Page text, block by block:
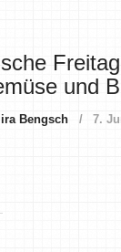
und
Bengsch 7.